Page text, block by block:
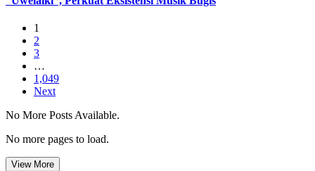
1
2
3
…
1,049
Next
No More Posts Available.
No more pages to load.
View More